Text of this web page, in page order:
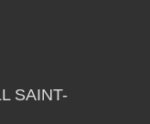
SAINT-